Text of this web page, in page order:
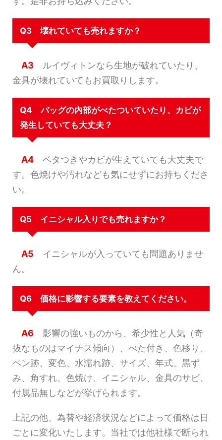
Q3 壊れていても売れますか？
A3 ルイヴィトンなら生地が破れていたり、
金具が壊れていてもお買取りします。
Q4 バッグの内部がべたついていたり、カビが
発生していても大丈夫？
A4 ベタつきやカビが生えていても大丈夫で
す。色焼けや汚れなども気にせずにお持ちくださ
い。
Q5 イニシャル入りでも売れますか？
A5 イニシャルが入っていても問題ありませ
ん。
Q6 価格に影響する要素を教えてください。
A6 影響の強いものから、希少性と人気（奇
抜なものはマイナス傾向）、べた付き、色移り、
ペン跡、変色、水濡れ跡、サイズ、年式、黒ず
み、角すれ、色焼け、イニシャル、金具のサビ、
付属品無しなどが挙げられます。
上記の他、為替や経済状況などによって価格は日
ごとに変化いたします。当社では他社様で断られ